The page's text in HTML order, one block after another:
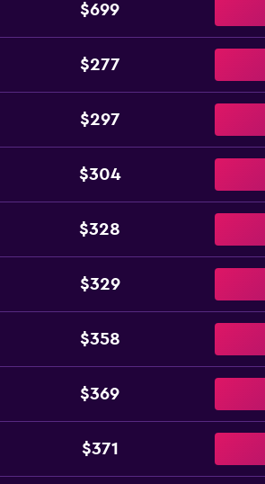
$699
$277
$297
$304
$328
$329
$358
$369
$371